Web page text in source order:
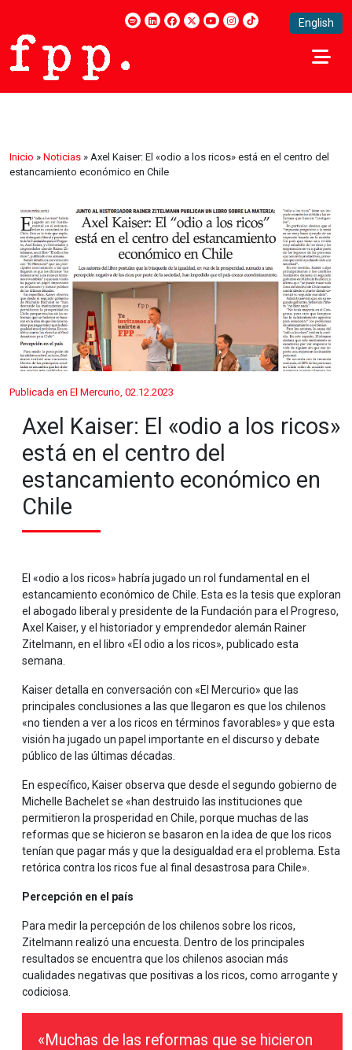
English
Inicio » Noticias » Axel Kaiser: El «odio a los ricos» está en el centro del
estancamiento económico en Chile
Publicada en El Mercurio, 02.12.2023
Axel Kaiser: El «odio a los ricos»
está en el centro del
estancamiento económico en
Chile
El «odio a los ricos» habría jugado un rol fundamental en el
estancamiento económico de Chile. Esta es la tesis que exploran
el abogado liberal y presidente de la Fundación para el Progreso,
Axel Kaiser, y el historiador y emprendedor alemán Rainer
Zitelmann, en el libro «El odio a los ricos», publicado esta
semana.
Kaiser detalla en conversación con «El Mercurio» que las
principales conclusiones a las que llegaron es que los chilenos
«no tienden a ver a los ricos en términos favorables» y que esta
visión ha jugado un papel importante en el discurso y debate
público de las últimas décadas.
En específico, Kaiser observa que desde el segundo gobierno de
Michelle Bachelet se «han destruido las instituciones que
permitieron la prosperidad en Chile, porque muchas de las
reformas que se hicieron se basaron en la idea de que los ricos
tenían que pagar más y que la desigualdad era el problema. Esta
retórica contra los ricos fue al final desastrosa para Chile».
Percepción en el país
Para medir la percepción de los chilenos sobre los ricos,
Zitelmann realizó una encuesta. Dentro de los principales
resultados se encuentra que los chilenos asocian más
cualidades negativas que positivas a los ricos, como arrogante y
codiciosa.
«Muchas de las reformas que se hicieron